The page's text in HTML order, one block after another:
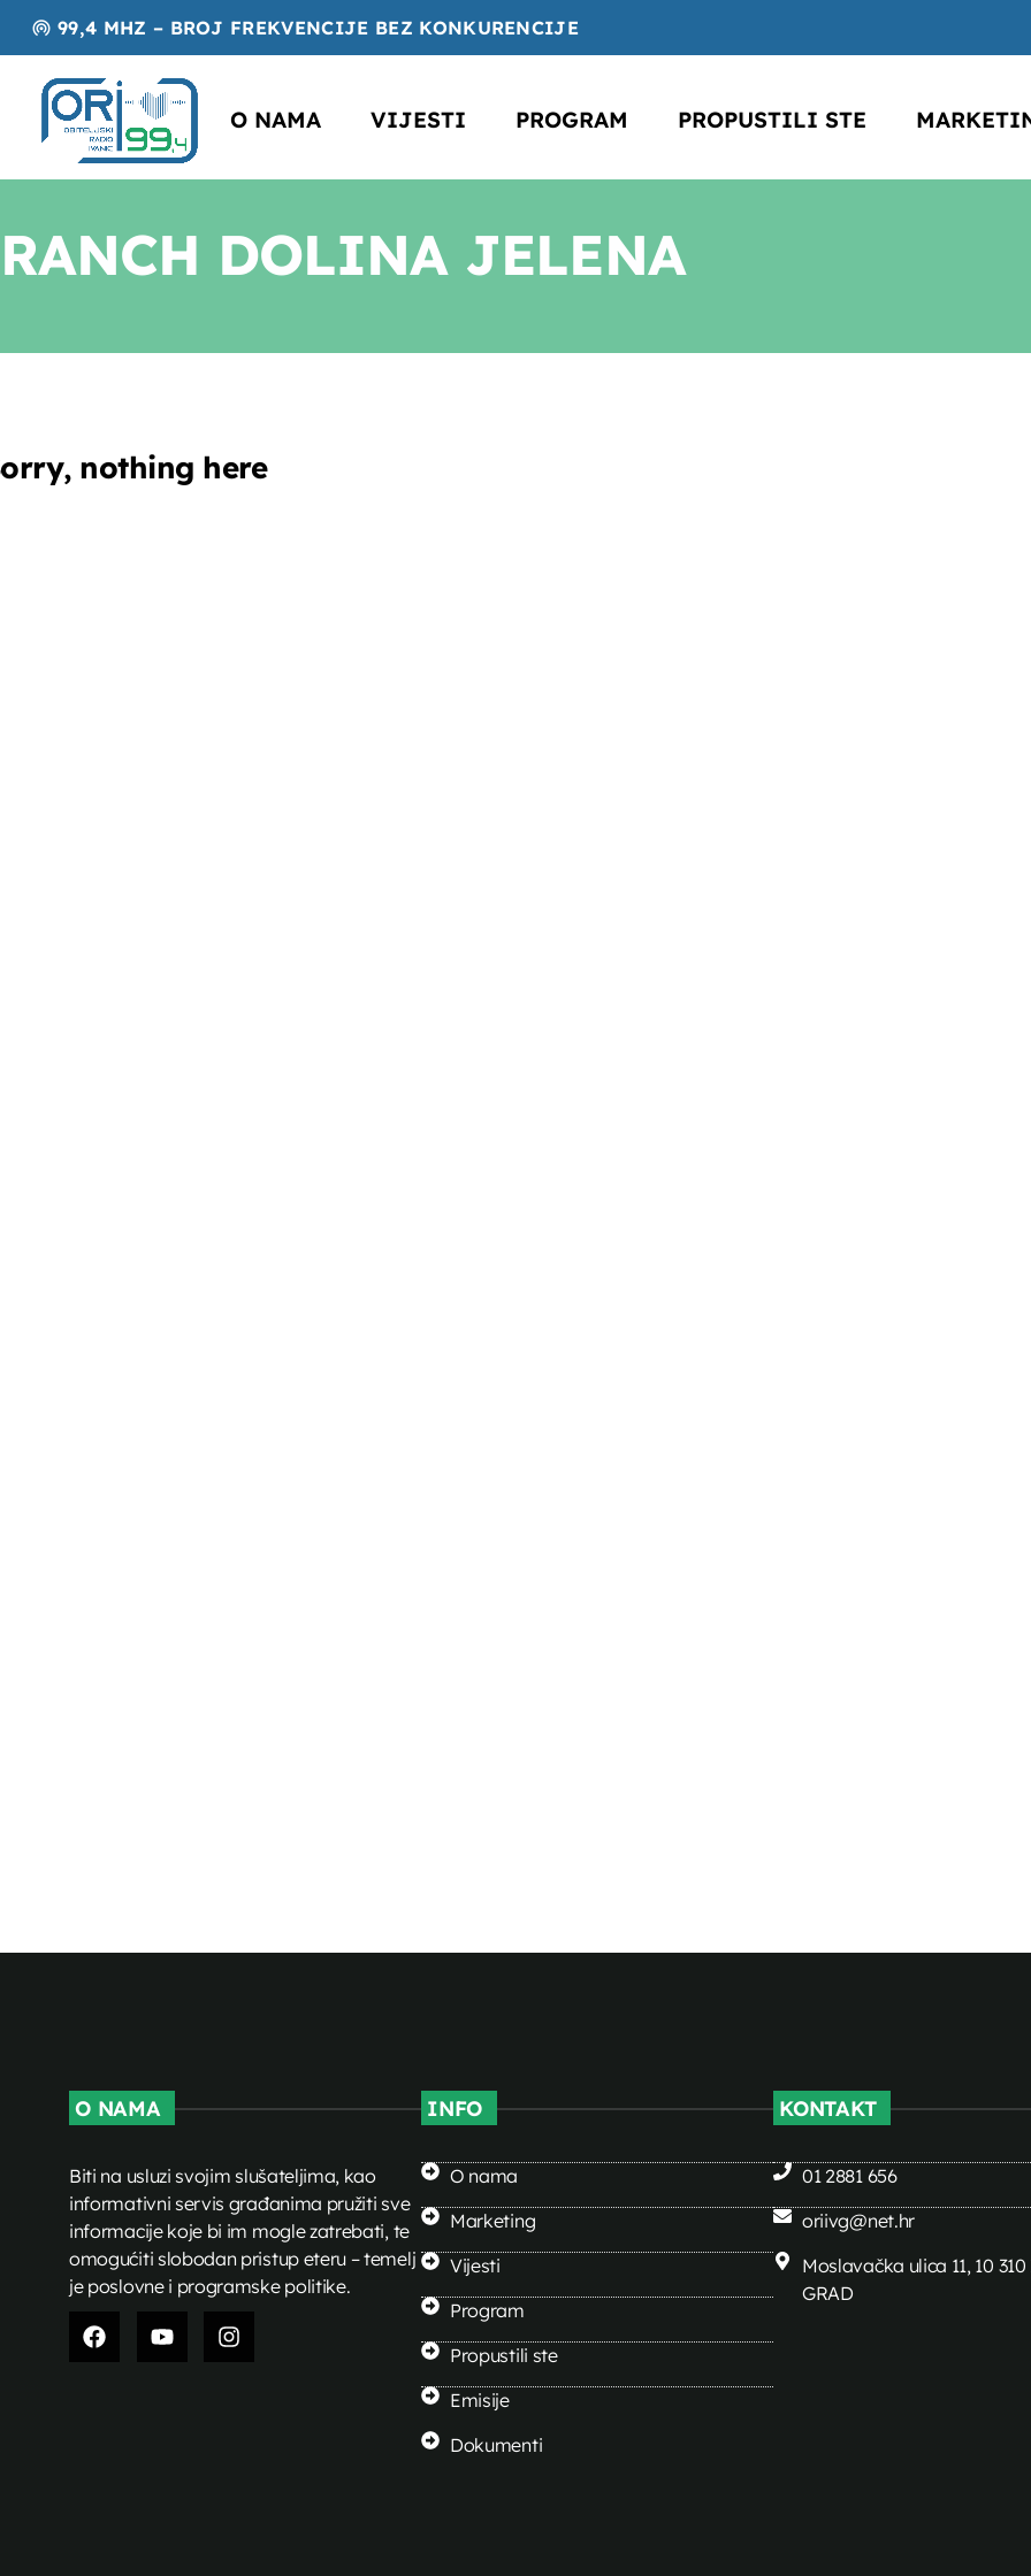
wifi_tethering 99,4 MHZ – BROJ FREKVENCIJE BEZ KONKURENCIJE
O NAMA VIJESTI PROGRAM PROPUSTILI STE
RANCH DOLINA JELENA
nothing here
O NAMA
Biti na usluzi svojim slušateljima, kao
informativni servis građanima pružiti sve
informacije koje bi im mogle zatrebati, te
omogućiti slobodan pristup eteru – temelj
je poslovne i programske politike.
INFO
O nama
Marketing
Vijesti
Program
Propustili ste
Emisije
Dokumenti
KONTAKT
01 2881 656
oriivg@net.hr
Moslavačka ulica 11, 10
GRAD